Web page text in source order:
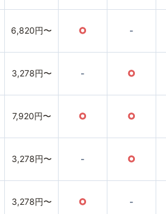
6,820円〜 ○ -
3,278円〜 - ○
7,920円〜 ○ ○
3,278円〜 - ○
3,278円〜 ○ -